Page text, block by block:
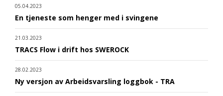
05.04.2023
En tjeneste som henger med i svingene
21.03.2023
TRACS Flow i drift hos SWEROCK
28.02.2023
Ny versjon av Arbeidsvarsling loggbok - TRA